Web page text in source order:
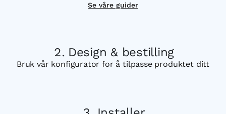
Se våre guider
Design & bestilling
Bruk vår konfigurator for å tilpasse produktet ditt